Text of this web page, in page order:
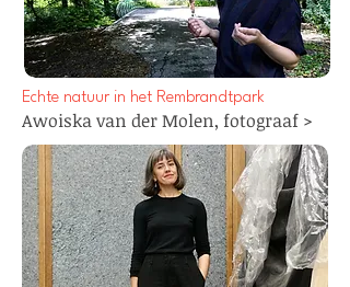
Echte natuur in het Rembrandtpark
Awoiska van der Molen, fotograaf >